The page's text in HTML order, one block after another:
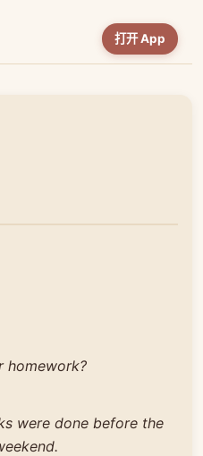
打开 App
homework?
were done before the